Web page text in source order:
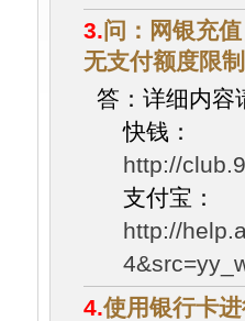
3.问：网银充
无支付额度限
答：详细内容
快钱：
http://
支付宝：
http://
4.使用银行卡